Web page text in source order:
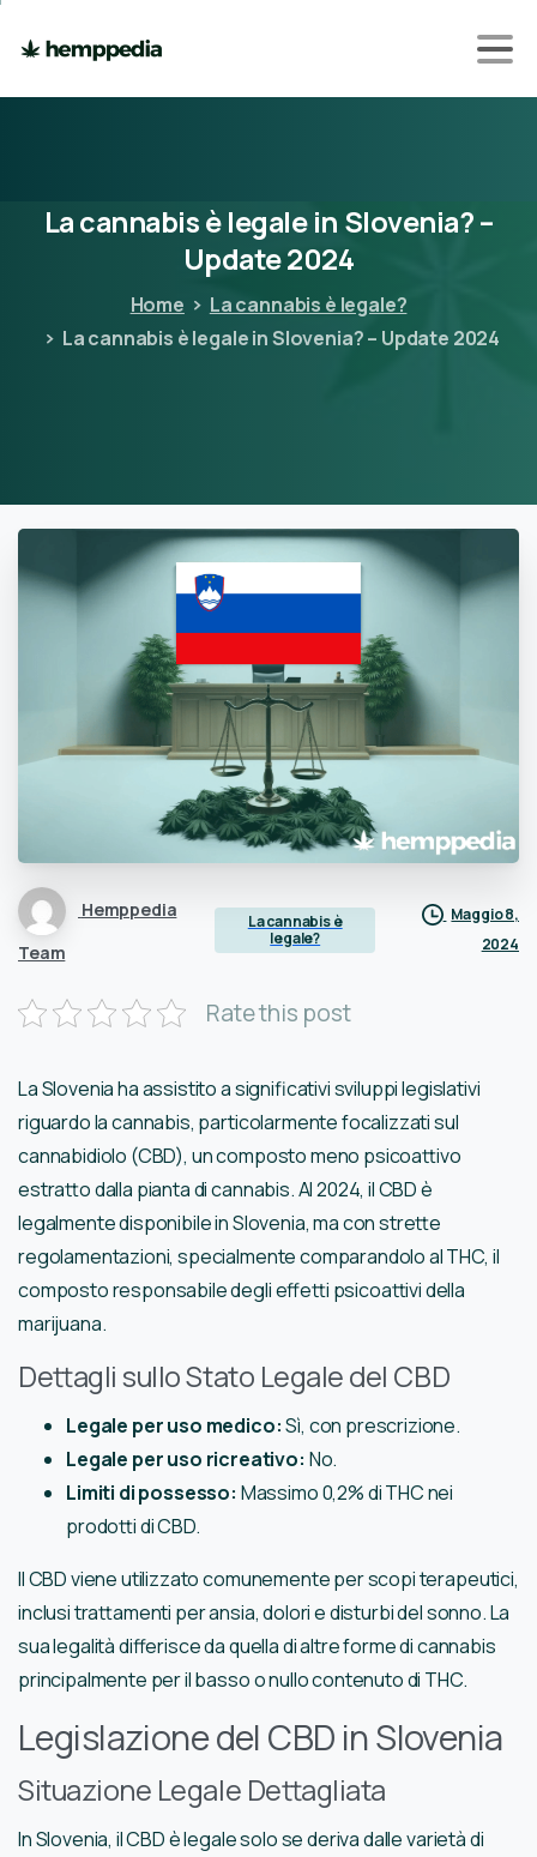
Lacannabisè legale in Slovenia?–
Update2024
Home
La cannabis è legale?
La cannabis è legale in Slovenia? – Update 2024
Hemppedia
Team
La cannabis è
legale?
Maggio 8,
2024
Rate this post
La Slovenia ha assistito a significativi sviluppi legislativi
riguardo la cannabis, particolarmente focalizzati sul
cannabidiolo (CBD), un composto meno psicoattivo
estratto dalla pianta di cannabis. Al 2024, il CBD è
legalmente disponibile in Slovenia, ma con strette
regolamentazioni, specialmente comparandolo al THC, il
composto responsabile degli effetti psicoattivi della
marijuana.
Dettagli sullo Stato Legale del CBD
Legale per uso medico:Sì, con prescrizione.
Legale per uso ricreativo: No.
Limiti di possesso: Massimo 0,2% di THC nei
prodotti di CBD.
Il CBD viene utilizzato comunemente per scopi terapeutici,
inclusi trattamenti per ansia, dolori e disturbi del sonno. La
sua legalità differisce da quella di altre forme di cannabis
principalmente per il basso o nullo contenuto di THC.
Legislazione del CBD in Slovenia
Situazione Legale Dettagliata
In Slovenia, il CBD è legale solo se deriva dalle varietà di